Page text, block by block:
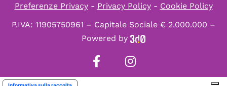
Preferenze Privacy- Privacy Policy- Cookie Policy
P.IVA: 11905750961 – Capitale Sociale € 2.000.000 –
Powered by